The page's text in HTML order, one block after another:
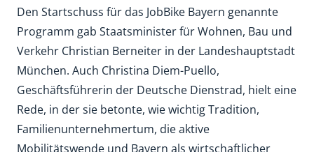
Den Startschuss für das JobBike Bayern genannte
Programm gab Staatsminister für Wohnen, Bau und
Verkehr Christian Berneiter in der Landeshauptstadt
München. Auch Christina Diem-Puello,
Geschäftsführerin der Deutsche Dienstrad, hielt eine
Rede, in der sie betonte, wie wichtig Tradition,
Familienunternehmertum, die aktive
Mobilitätswende und Bayern als wirtschaftlicher